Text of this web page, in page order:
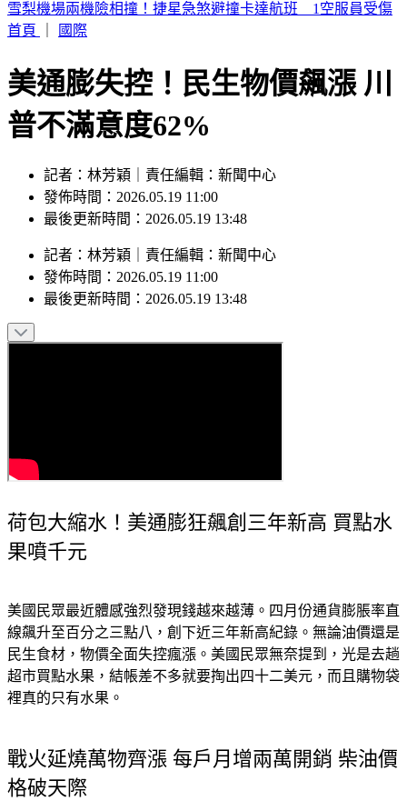
外送發票「中獎1000萬」 繳水費也中2百萬
首頁
國際
美通膨失控！民生物價飆漲 川
普不滿意度62%
記者：林芳穎｜責任編輯：新聞中心
發佈時間：2026.05.19 11:00
最後更新時間：2026.05.19 13:48
記者 ： 林芳穎 責任編輯 ： 新聞中心
發佈時間： 2026.05.19 11:00
最後更新時間： 2026.05.19 13:48
荷包大縮水！美通膨狂飆創三年新高 買點水
果噴千元
美國民眾最近體感強烈發現錢越來越薄。四月份通貨膨脹率直
線飆升至百分之三點八，創下近三年新高紀錄。無論油價還是
民生食材，物價全面失控瘋漲。美國民眾無奈提到，光是去趟
超市買點水果，結帳差不多就要掏出四十二美元，而且購物袋
裡真的只有水果。
戰火延燒萬物齊漲 每戶月增兩萬開銷 柴油價
格破天際